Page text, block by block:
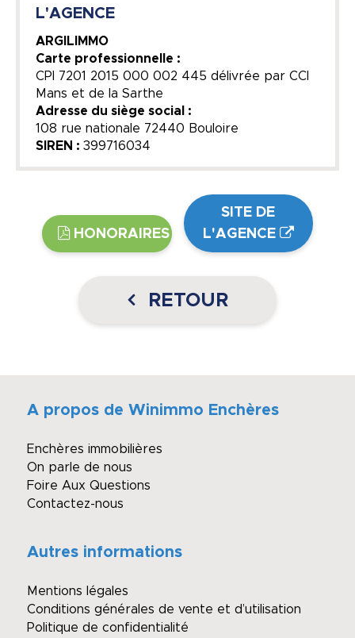
L'AGENCE
ARGILIMMO
Carte professionnelle :
CPI 7201 2015 000 002 445 délivrée par CCI
Mans et de la Sarthe
Adresse du siège social :
108 rue nationale 72440 Bouloire
SIREN : 399716034
HONORAIRES
SITE DE
L'AGENCE
RETOUR
A propos de Winimmo Enchères
Enchères immobilières
On parle de nous
Foire Aux Questions
Contactez-nous
Autres informations
Mentions légales
Conditions générales de vente et d’utilisation
Politique de confidentialité